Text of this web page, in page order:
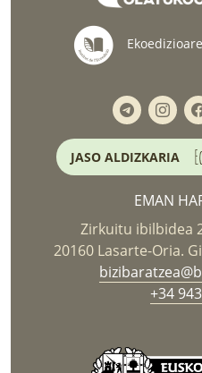
JASO ALDIZKARIA
EMAN
Zirkuitu ibilbidea
20160 Lasarte-Oria.
+34